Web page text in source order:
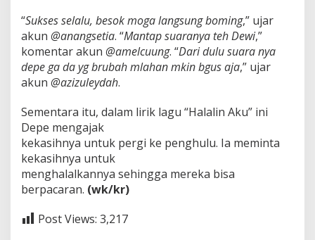
“Sukses selalu, besok moga langsung boming,” ujar
akun @anangsetia. “Mantap suaranya teh Dewi,”
komentar akun @amelcuung. “Dari dulu suara nya
depe ga da yg brubah mlahan mkin bgus aja,” ujar
akun @azizuleydah.
Sementara itu, dalam lirik lagu “Halalin Aku” ini
Depe mengajak
kekasihnya untuk pergi ke penghulu. Ia meminta
kekasihnya untuk
menghalalkannya sehingga mereka bisa
berpacaran. (wk/kr)
Post Views: 3,217